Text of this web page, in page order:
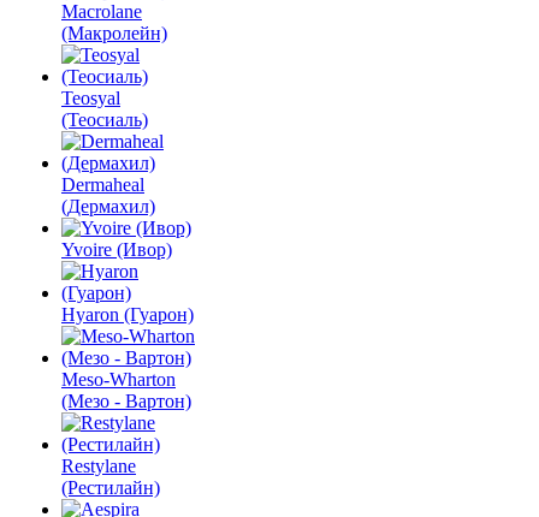
Macrolane
(Макролейн)
Teosyal
(Теосиаль)
Dermaheal
(Дермахил)
Yvoire (Ивор)
Hyaron (Гуарон)
Meso-Wharton
(Мезо - Вартон)
Restylane
(Рестилайн)